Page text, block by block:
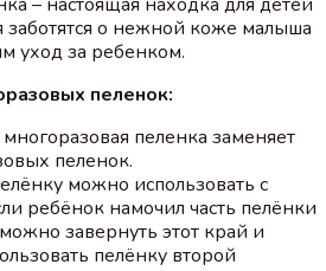
заботятся о нежной коже малыша
уход за ребенком.
пеленок:
пеленка заменяет
пеленок.
можно использовать с
ребёнок намочил часть пелёнки
завернуть этот край и
пелёнку второй